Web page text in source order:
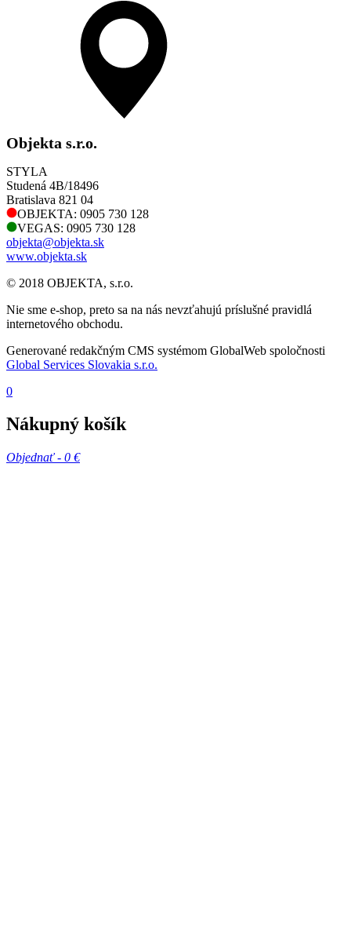
Objekta s.r.o.
STYLA
Studená 4B/18496
Bratislava 821 04
OBJEKTA: 0905 730 128
VEGAS: 0905 730 128
objekta@objekta.sk
www.objekta.sk
© 2018 OBJEKTA, s.r.o.
Nie sme e-shop, preto sa na nás nevzťahujú príslušné pravidlá
internetového obchodu.
Generované redakčným CMS systémom GlobalWeb spoločnosti
Global Services Slovakia s.r.o.
0
Nákupný košík
Objednať - 0 €